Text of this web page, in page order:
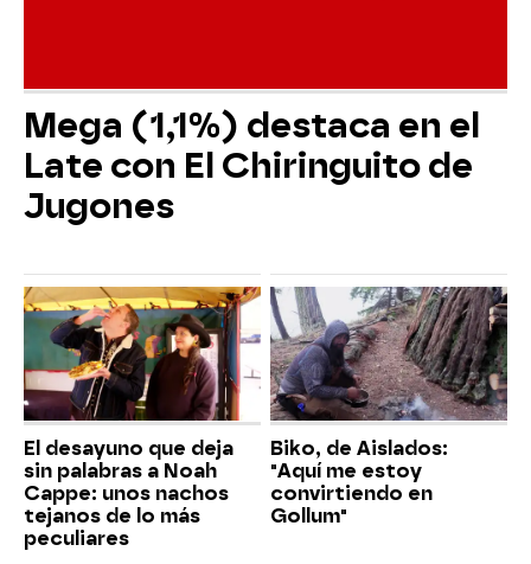
Mega (1,1%) destaca en el
Late con El Chiringuito de
Jugones
El desayuno que deja
sin palabras a Noah
Cappe: unos nachos
tejanos de lo más
peculiares
Biko, de Aislados:
"Aquí me estoy
convirtiendo en
Gollum"